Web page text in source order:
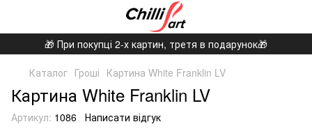
🎁 При покупці 2-х картин, третя в подарунок🎁
Каталог Гроші Картина White Franklin LV
Картина White Franklin LV
Артикул: 1086 Написати відгук